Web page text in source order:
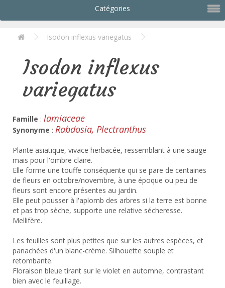
Catégories
Isodon inflexus variegatus
Isodon inflexus
variegatus
Famille : lamiaceae
Synonyme : Rabdosia, Plectranthus
Plante asiatique, vivace herbacée, ressemblant à une sauge
mais pour l'ombre claire.
Elle forme une touffe conséquente qui se pare de centaines
de fleurs en octobre/novembre, à une époque ou peu de
fleurs sont encore présentes au jardin.
Elle peut pousser à l'aplomb des arbres si la terre est bonne
et pas trop sèche, supporte une relative sécheresse.
Mellifère.
Les feuilles sont plus petites que sur les autres espèces, et
panachées d'un blanc-crème. Silhouette souple et
retombante.
Floraison bleue tirant sur le violet en automne, contrastant
bien avec le feuillage.